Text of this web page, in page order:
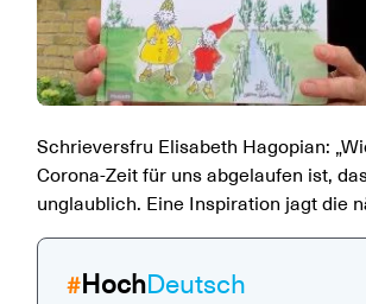
#HochDeutsch
Schrieversfru Elisabeth Hagopian:
Corona-Zeit für uns abgelaufen ist,
unglaublich. Eine Inspiration jagt die